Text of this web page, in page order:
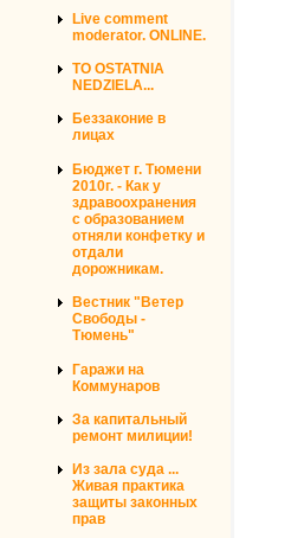
Live comment
moderator. ONLINE.
TO OSTATNIA
NEDZIELA...
Беззаконие в
лицах
Бюджет г. Тюмени
2010г. - Как у
здравоохранения
с образованием
отняли конфетку и
отдали
дорожникам.
Вестник "Ветер
Свободы -
Тюмень"
Гаражи на
Коммунаров
За капитальный
ремонт милиции!
Из зала суда ...
Живая практика
защиты законных
прав